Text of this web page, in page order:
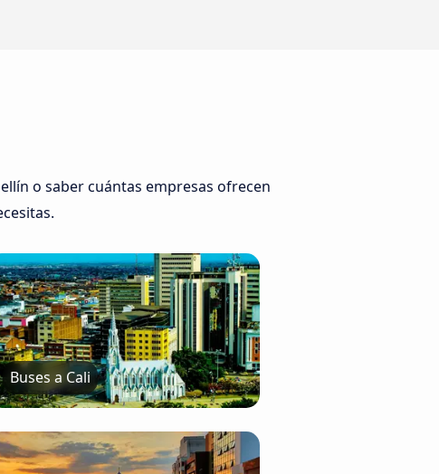
o saber cuántas empresas ofrecen
Buses a Cali